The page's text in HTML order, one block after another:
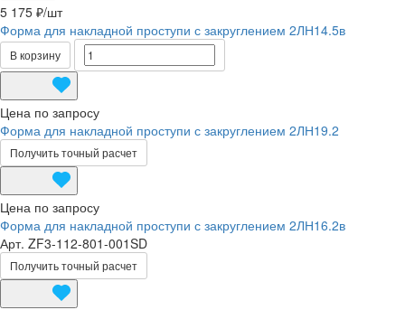
5 175 ₽/шт
Форма для накладной проступи с закруглением 2ЛН14.5в
В корзину
Цена по запросу
Форма для накладной проступи с закруглением 2ЛН19.2
Получить точный расчет
Цена по запросу
Форма для накладной проступи с закруглением 2ЛН16.2в
Арт. ZF3-112-801-001SD
Получить точный расчет